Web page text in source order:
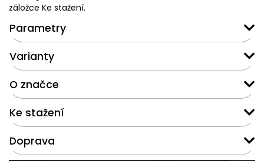
záložce Ke stažení.
Parametry
Varianty
O značce
Ke stažení
Doprava